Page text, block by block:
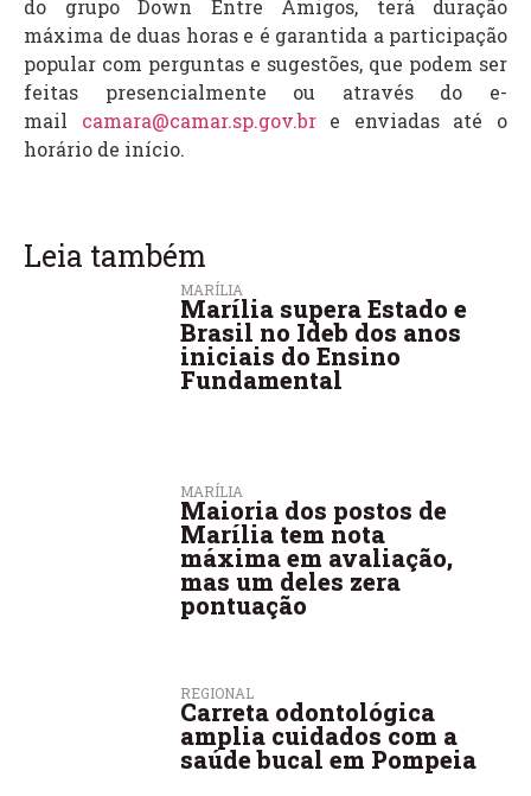
do grupo Down Entre Amigos, terá duração
máxima de duas horas e é garantida a participação
popular com perguntas e sugestões, que podem ser
feitas presencialmente ou através do e-
mail camara@camar.sp.gov.bre enviadas até o
horário de início.
Leia também
MARÍLIA
Marília supera Estado e
Brasil no Ideb dos anos
iniciais do Ensino
Fundamental
MARÍLIA
Maioria dos postos de
Marília tem nota
máxima em avaliação,
mas um deles zera
pontuação
REGIONAL
Carreta odontológica
amplia cuidados com a
saúde bucal em Pompeia